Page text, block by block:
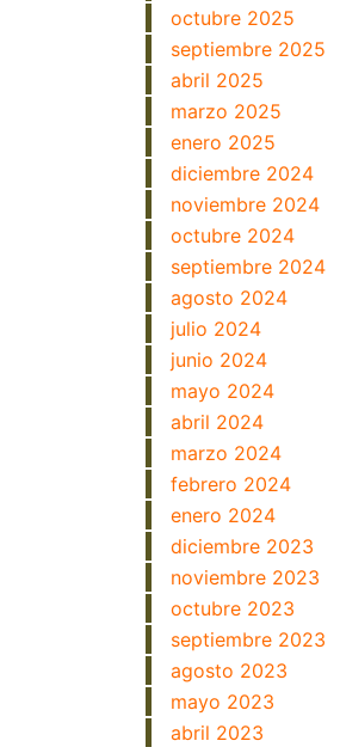
octubre 2025
septiembre 2025
abril 2025
marzo 2025
enero 2025
diciembre 2024
noviembre 2024
octubre 2024
septiembre 2024
agosto 2024
julio 2024
junio 2024
mayo 2024
abril 2024
marzo 2024
febrero 2024
enero 2024
diciembre 2023
noviembre 2023
octubre 2023
septiembre 2023
agosto 2023
mayo 2023
abril 2023